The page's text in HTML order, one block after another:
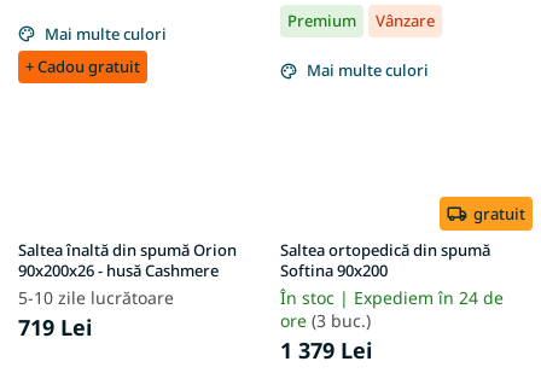
Mai multe culori
+ Cadou gratuit
Saltea înaltă din spumă Orion
90x200x26 - husă Cashmere
5-10 zile lucrătoare
719 Lei
Premium Vânzare
Mai multe culori
gratuit
Saltea ortopedică din spumă
Softina 90x200
În stoc | Expediem în 24 de
ore (3 buc.)
1 379 Lei